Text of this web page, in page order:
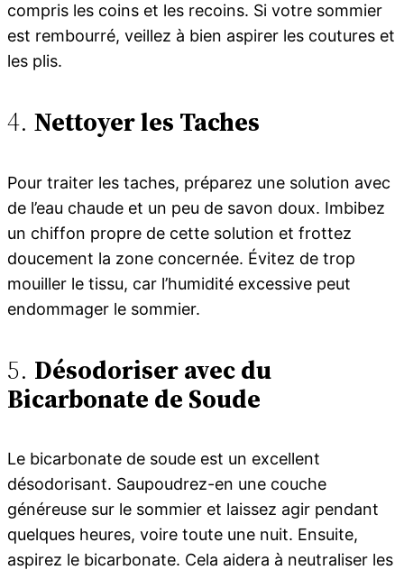
compris les coins et les recoins. Si votre sommier
est rembourré, veillez à bien aspirer les coutures et
les plis.
4. Nettoyer les Taches
Pour traiter les taches, préparez une solution avec
de l’eau chaude et un peu de savon doux. Imbibez
un chiffon propre de cette solution et frottez
doucement la zone concernée. Évitez de trop
mouiller le tissu, car l’humidité excessive peut
endommager le sommier.
5. Désodoriser avec du
Bicarbonate de Soude
Le bicarbonate de soude est un excellent
désodorisant. Saupoudrez-en une couche
généreuse sur le sommier et laissez agir pendant
quelques heures, voire toute une nuit. Ensuite,
aspirez le bicarbonate. Cela aidera à neutraliser les